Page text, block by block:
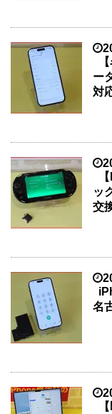
ー
対
ッ
交
名